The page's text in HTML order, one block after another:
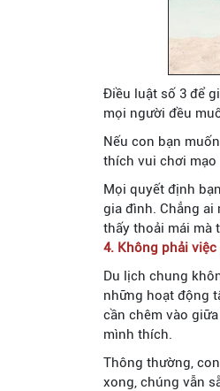
Điều luật số 3 để
mọi người đều
Nếu con bạn
thích vui chơi mạo
Mọi quyết định
gia đình. Chẳng ai
thấy thoải mái mà
4. Không phải
Du lịch chung
những hoạt động
cần chêm vào
mình thích.
Thông thường,
xong, chúng vẫn